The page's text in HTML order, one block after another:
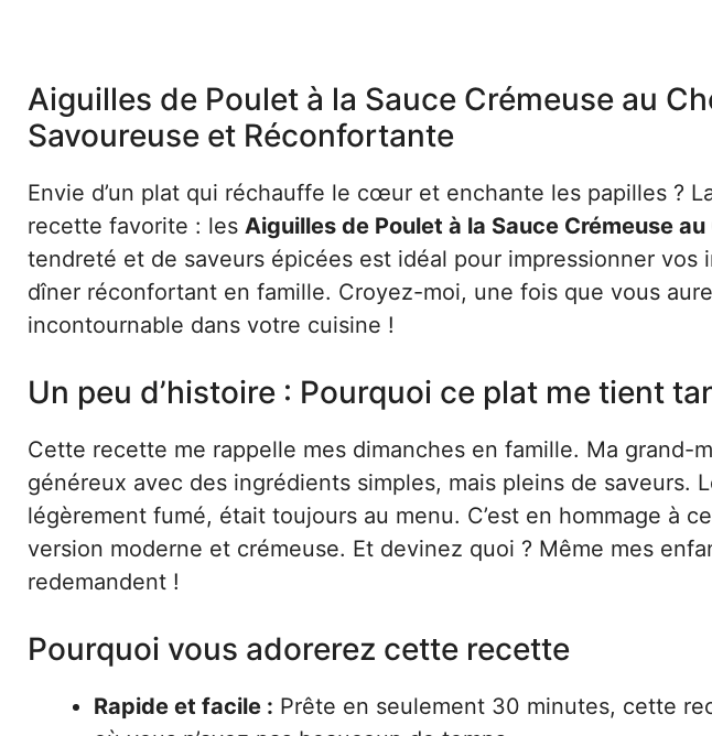
Aiguilles de Poulet à la Sauce Crémeuse au
Savoureuse et Réconfortante
Envie d’un plat qui réchauffe le cœur et enchante les papilles ?
recette favorite : les Aiguilles de Poulet à la Sauce Crémeuse
tendreté et de saveurs épicées est idéal pour impressionner vos
dîner réconfortant en famille. Croyez-moi, une fois que vous
incontournable dans votre cuisine !
Un peu d’histoire : Pourquoi ce plat me tient
Cette recette me rappelle mes dimanches en famille. Ma grand-
généreux avec des ingrédients simples, mais pleins de saveurs.
légèrement fumé, était toujours au menu. C’est en hommage à
version moderne et crémeuse. Et devinez quoi ? Même mes
redemandent !
Pourquoi vous adorerez cette recette
Rapide et facile : Prête en seulement 30 minutes, cette